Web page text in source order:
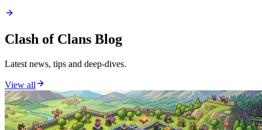
Clash of Clans Blog
Latest news, tips and deep-dives.
View all